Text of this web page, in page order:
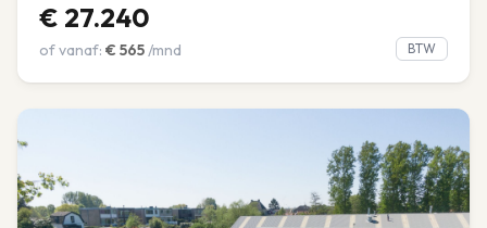
€ 27.240
of vanaf: € 565/mnd BTW